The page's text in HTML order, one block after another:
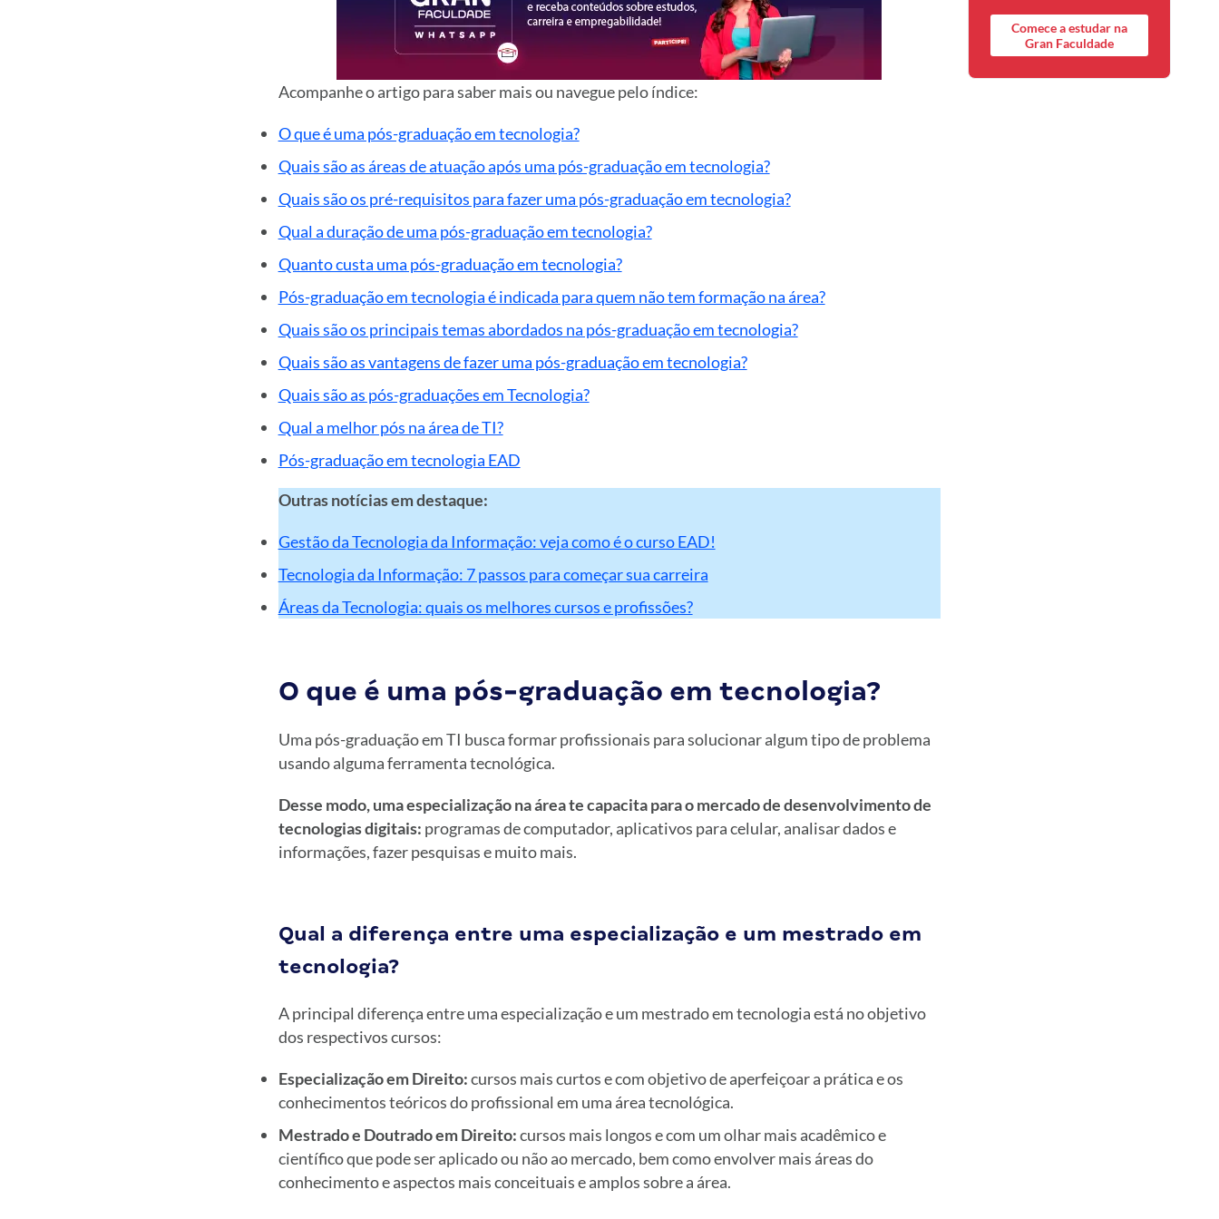
Acompanhe o artigo para saber mais ou navegue pelo índice:
O que é uma pós-graduação em tecnologia?
Quais são as áreas de atuação após uma pós-graduação em tecnologia?
Quais são os pré-requisitos para fazer uma pós-graduação em tecnologia?
Qual a duração de uma pós-graduação em tecnologia?
Quanto custa uma pós-graduação em tecnologia?
Pós-graduação em tecnologia é indicada para quem não tem formação na área?
Quais são os principais temas abordados na pós-graduação em tecnologia?
Quais são as vantagens de fazer uma pós-graduação em tecnologia?
Quais são as pós-graduações em Tecnologia?
Qual a melhor pós na área de TI?
Pós-graduação em tecnologia EAD
Outras notícias em destaque:
Gestão da Tecnologia da Informação: veja como é o curso EAD!
Tecnologia da Informação: 7 passos para começar sua carreira
Áreas da Tecnologia: quais os melhores cursos e profissões?
O que é uma pós-graduação em tecnologia?
Uma pós-graduação em TI busca formar profissionais para solucionar algum tipo de problema
usando alguma ferramenta tecnológica.
Desse modo, uma especialização na área te capacita para o mercado de desenvolvimento de
tecnologias digitais: programas de computador, aplicativos para celular, analisar dados e
informações, fazer pesquisas e muito mais.
Qual a diferença entre uma especialização e um mestrado em
tecnologia?
A principal diferença entre uma especialização e um mestrado em tecnologia está no objetivo
dos respectivos cursos:
Especialização em Direito:cursos mais curtos e com objetivo de aperfeiçoar a prática e os
conhecimentos teóricos do profissional em uma área tecnológica.
Mestrado e Doutrado em Direito:cursos mais longos e com um olhar mais acadêmico e
científico que pode ser aplicado ou não ao mercado, bem como envolver mais áreas do
conhecimento e aspectos mais conceituais e amplos sobre a área.
Comece a estudar na
Gran Faculdade